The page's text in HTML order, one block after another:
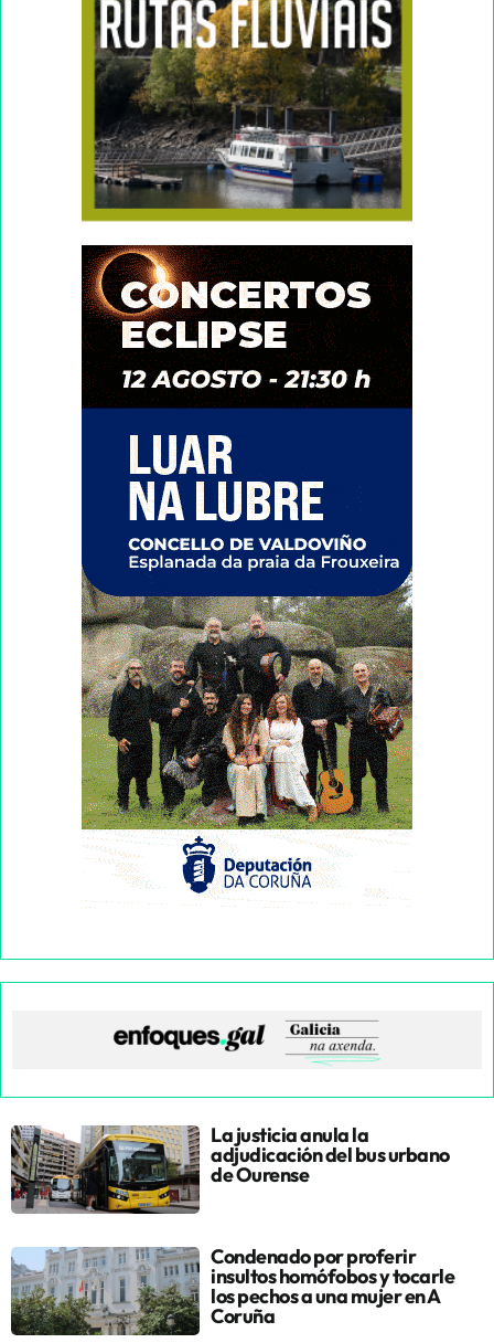
La justicia anula la
adjudicación del bus urbano
de Ourense
Condenado por proferir
insultos homófobos y tocarle
los pechos a una mujer en A
Coruña